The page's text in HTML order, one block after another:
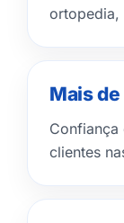
ortopedia,
Mais
clientes